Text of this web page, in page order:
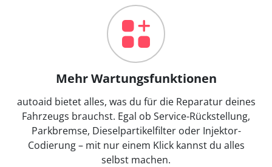
Mehr Wartungsfunktionen
autoaid bietet alles, was du für die Reparatur deines
Fahrzeugs brauchst. Egal ob Service-Rückstellung,
Parkbremse, Dieselpartikelfilter oder Injektor-
Codierung – mit nur einem Klick kannst du alles
selbst machen.